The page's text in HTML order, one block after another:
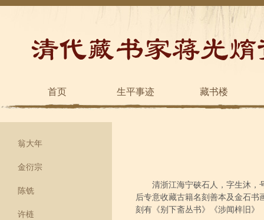
首页 生平事迹 藏书楼
翁大年
金衍宗
陈铣
许梿
清浙江海宁硖石人，字生沐，
后专意收藏古籍名刻善本及金石书
刻有《别下斋丛书》《涉闻梓旧》